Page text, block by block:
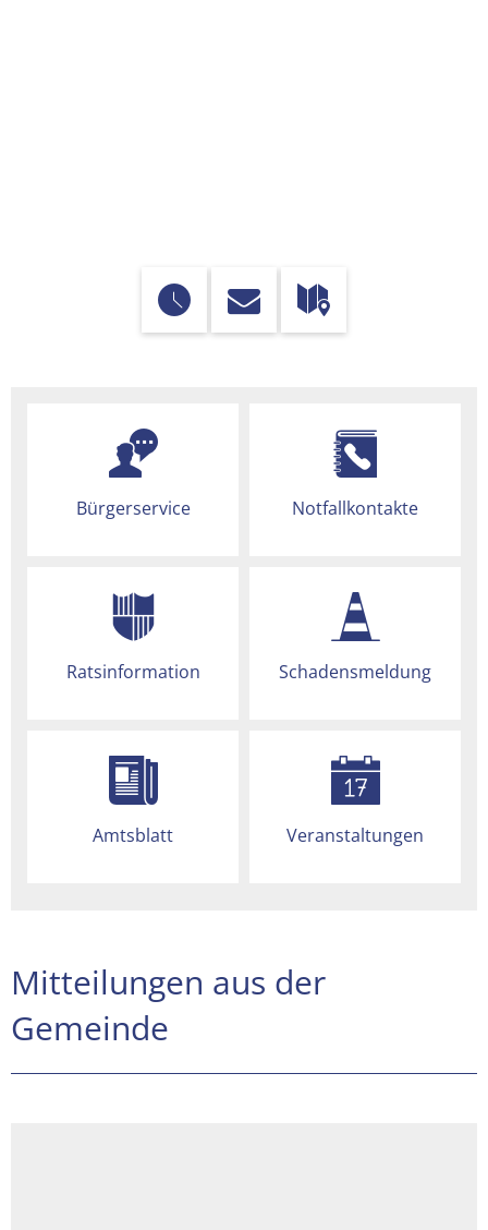
Bürgerservice Notfallkontakte
Ratsinformation Schadensmeldung
Amtsblatt Veranstaltungen
Mitteilungen aus der
Gemeinde